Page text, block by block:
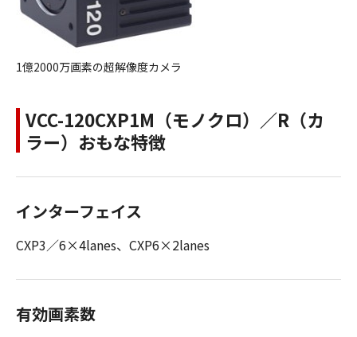
1億2000万画素の超解像度カメラ
VCC-120CXP1M（モノクロ）／R（カ
ラー）おもな特徴
インターフェイス
CXP3／6×4lanes、CXP6×2lanes
有効画素数